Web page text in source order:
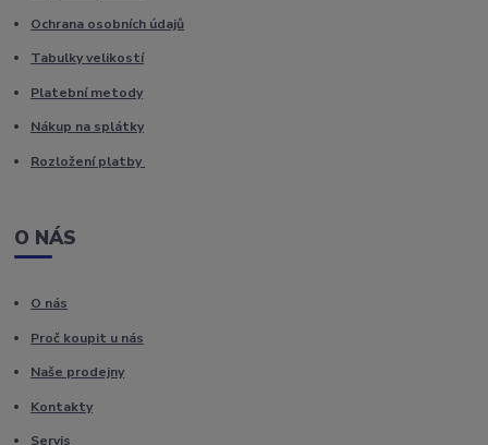
Ochrana osobních údajů
Tabulky velikostí
Platební metody
Nákup na splátky
Rozložení platby
O NÁS
O nás
Proč koupit u nás
Naše prodejny
Kontakty
Servis